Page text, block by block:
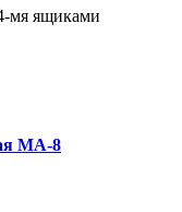
мя ящиками
МА-8